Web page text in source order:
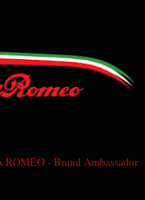
- Brand Ambassador